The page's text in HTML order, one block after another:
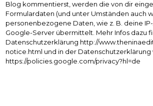
Blog kommentierst, werden die von dir
Formulardaten (und unter Umständen auch
personenbezogene Daten, wie z. B. deine
Google-Server übermittelt. Mehr Infos dazu
Datenschutzerklärung http://
notice.html und in der Datenschutzerklärung
https://policies.google.com/privacy?hl=de